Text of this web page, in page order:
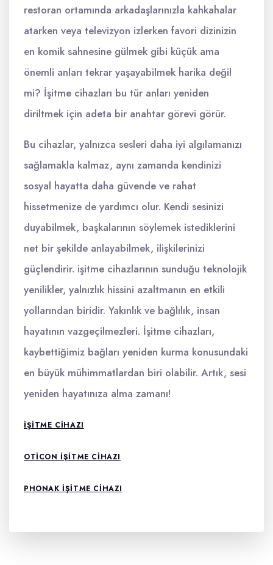
restoran ortamında arkadaşlarınızla kahkahalar
atarken veya televizyon izlerken favori dizinizin
en komik sahnesine gülmek gibi küçük ama
önemli anları tekrar yaşayabilmek harika değil
mi? İşitme cihazları bu tür anları yeniden
diriltmek için adeta bir anahtar görevi görür.
Bu cihazlar, yalnızca sesleri daha iyi algılamanızı
sağlamakla kalmaz, aynı zamanda kendinizi
sosyal hayatta daha güvende ve rahat
hissetmenize de yardımcı olur. Kendi sesinizi
duyabilmek, başkalarının söylemek istediklerini
net bir şekilde anlayabilmek, ilişkilerinizi
güçlendirir. işitme cihazlarının sunduğu teknolojik
yenilikler, yalnızlık hissini azaltmanın en etkili
yollarından biridir. Yakınlık ve bağlılık, insan
hayatının vazgeçilmezleri. İşitme cihazları,
kaybettiğimiz bağları yeniden kurma konusundaki
en büyük mühimmatlardan biri olabilir. Artık, sesi
yeniden hayatınıza alma zamanı!
İŞITME CIHAZI
OTICON İŞITME CIHAZI
PHONAK İŞITME CIHAZI